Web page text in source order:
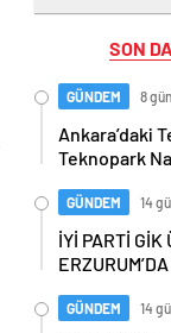
SON
GÜNDEM 8
Ankara’daki
Teknopark
GÜNDEM 14
İYİ PARTİ GİK
GÜNDEM 14